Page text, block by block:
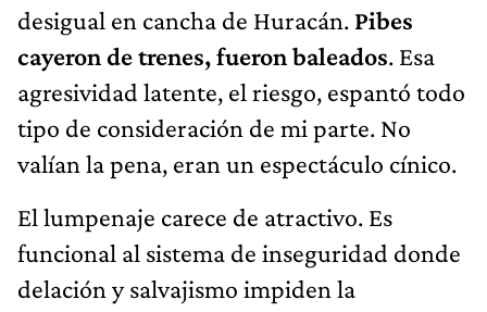
desigual en cancha de Huracán. Pibes
cayeron de trenes, fueron baleados. Esa
agresividad latente, el riesgo, espantó todo
tipo de consideración de mi parte. No
valían la pena, eran un espectáculo cínico.
El lumpenaje carece de atractivo. Es
funcional al sistema de inseguridad donde
delación y salvajismo impiden la